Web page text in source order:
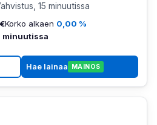
15 minuutissa
Korko alkaen 0,00 %
minuutissa
Hae lainaa MAINOS